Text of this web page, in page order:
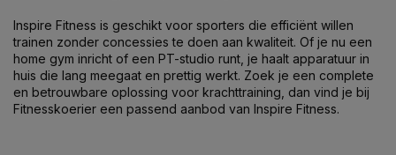
Inspire Fitness is geschikt voor sporters die efficiënt willen
trainen zonder concessies te doen aan kwaliteit. Of je nu een
home gym inricht of een PT-studio runt, je haalt apparatuur in
huis die lang meegaat en prettig werkt. Zoek je een complete
en betrouwbare oplossing voor krachttraining, dan vind je bij
Fitnesskoerier een passend aanbod van Inspire Fitness.